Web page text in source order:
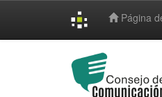
Página